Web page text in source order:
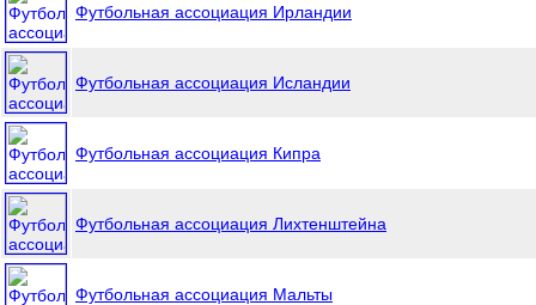
Футбольная ассоциация Ирландии
Футбольная ассоциация Исландии
Футбольная ассоциация Кипра
Футбольная ассоциация Лихтенштейна
Футбольная ассоциация Мальты